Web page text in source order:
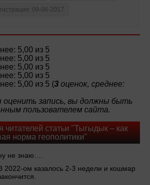
09-06-2017
(3 оценок, среднее:
запись, вы должны быть
пользователем сайта.
читателей статьи "Тыгыдык – как
норма геополитики"
не знаю….
2022-ом казалось 2-3 недели и кошмар